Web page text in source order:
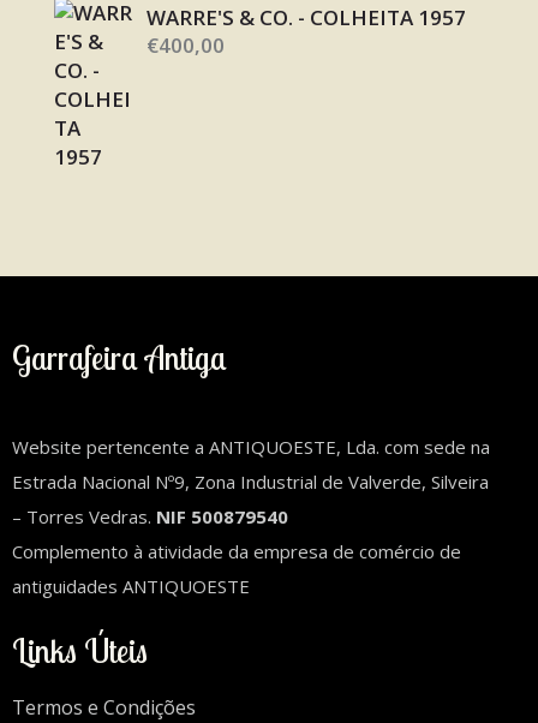
WARRE'S & CO. - COLHEITA 1957
€400,00
Garrafeira Antiga
Website pertencente a ANTIQUOESTE, Lda. com sede na
Estrada Nacional Nº9, Zona Industrial de Valverde, Silveira
– Torres Vedras. NIF 500879540
Complemento à atividade da empresa de comércio de
antiguidades ANTIQUOESTE
Links Úteis
Termos e Condições